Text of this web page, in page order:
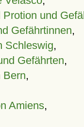
Protion und
Gefährtinnen,
Schleswig,
Gefährten,
Bern,
Amiens,